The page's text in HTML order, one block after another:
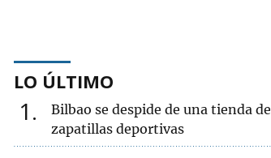
LO ÚLTIMO
1
Bilbao se despide de una tienda de
zapatillas deportivas